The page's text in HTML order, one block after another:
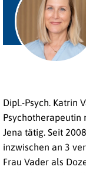
Dipl.-Psych. Katrin
Psychotherapeutin
Jena tätig. Seit
inzwischen an 3
Frau Vader als